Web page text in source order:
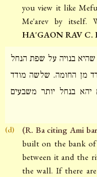
you view it like
Me'arev by itself.
HA'GAON RAV C.
בנויה על שפת הנחל
מן החומה. שלשה מודד
בנחל יותר משבעים
(d) (R. Ba citing Ami
built on the bank of
between it and the
the wall. If there